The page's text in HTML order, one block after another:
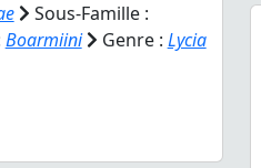
Sous-Famille :
Boarmiini Genre : Lycia